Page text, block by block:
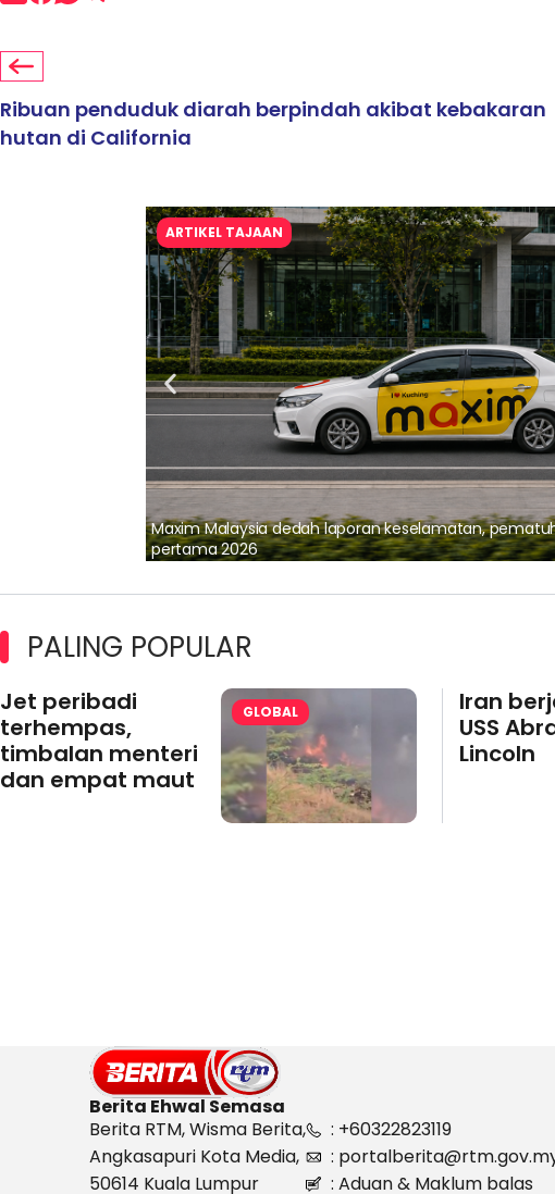
Ribuan penduduk diarah berpindah akibat kebakaran
hutan di California
ARTIKEL TAJAAN
Maxim Malaysia dedah laporan keselamatan,
pertama 2026
PALING POPULAR
Jet peribadi
terhempas,
timbalan menteri
dan empat maut
GLOBAL
Iran
USS
Lincoln
Berita Ehwal Semasa
Berita RTM, Wisma Berita,
Angkasapuri Kota Media,
50614 Kuala Lumpur
: +60322823119
:
: Aduan & Maklum balas